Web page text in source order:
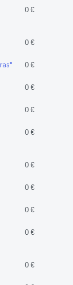
0 €
0 €
0 €
0 €
0 €
0 €
0 €
0 €
0 €
0 €
0 €